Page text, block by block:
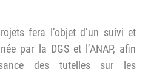
fera l’objet d’un suivi et
par la DGS et l’ANAP, afin
des tutelles sur les